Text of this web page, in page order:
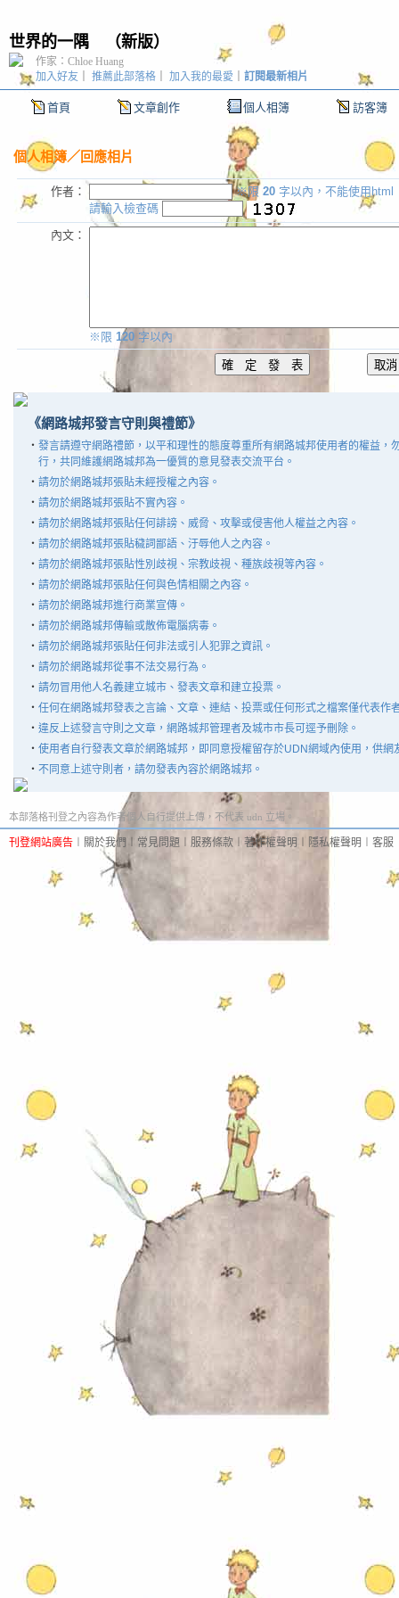
世界的一隅 （新版）
首頁 文章創作 個人相簿 訪客簿
加入好友 推薦此部落格 加入我的最愛 訂閱最新相片
作家：Chloe Huang
個人相簿／回應相片
作者： ※限 20 字以內，不能使用html
請輸入檢查碼
內文：
※限 120 字以內
《網路城邦發言守則與禮節》
‧ 發言請遵守網路禮節，以平和理性的態度尊重所有網路城邦使用者的權益，
行，共同維護網路城邦為一優質的意見發表交流平台。
‧ 請勿於網路城邦張貼未經授權之內容。
‧ 請勿於網路城邦張貼不實內容。
‧ 請勿於網路城邦張貼任何誹謗、威脅、攻擊或侵害他人權益之內容。
‧ 請勿於網路城邦張貼穢詞鄙語、汙辱他人之內容。
‧ 請勿於網路城邦張貼性別歧視、宗教歧視、種族歧視等內容。
‧ 請勿於網路城邦張貼任何與色情相關之內容。
‧ 請勿於網路城邦進行商業宣傳。
‧ 請勿於網路城邦傳輸或散佈電腦病毒。
‧ 請勿於網路城邦張貼任何非法或引人犯罪之資訊。
‧ 請勿於網路城邦從事不法交易行為。
‧ 請勿冒用他人名義建立城市、發表文章和建立投票。
‧ 任何在網路城邦發表之言論、文章、連結、投票或任何形式之檔案僅代表作
‧ 違反上述發言守則之文章，網路城邦管理者及城市市長可逕予刪除。
‧ 使用者自行發表文章於網路城邦，即同意授權留存於UDN網域內使用，供網
‧ 不同意上述守則者，請勿發表內容於網路城邦。
本部落格刊登之內容為作者個人自行提供上傳，不代表 udn 立場。
刊登網站廣告 關於我們 常見問題 服務條款 著作權聲明 隱私權聲明 客服